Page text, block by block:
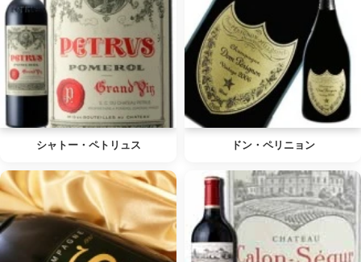
シャトー・ペトリュス ドン・ペリニョン